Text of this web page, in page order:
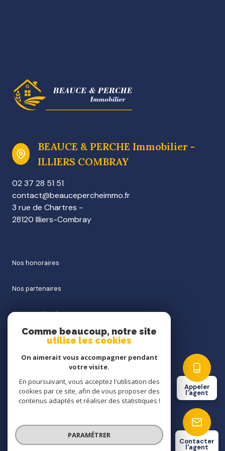
Appeler
l'agent
Contacter
l'agent
BEAUCE & PERCHE Immobilier -
ILLIERS COMBRAY
02 37 28 51 51
contact@beaucepercheimmo.fr
3 rue de Chartres -
28120 Illiers-Combray
nos honoraires
nos partenaires
mentions légales
cookies
© 2026 | Tous droits réservés
Comme beaucoup, notre site
utilise les cookies
On aimerait vous accompagner pendant
votre visite.
En poursuivant, vous acceptez l'utilisation des
cookies par ce site, afin de vous proposer des
contenus adaptés et réaliser des statistiques !
PARAMÉTRER